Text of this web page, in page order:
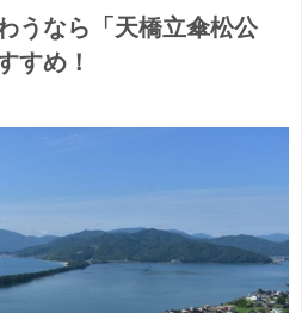
うなら「天橋立傘松公
すめ！